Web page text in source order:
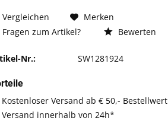
Vergleichen
Merken
Fragen zum Artikel?
Bewerten
Nr.: SW1281924
Kostenloser Versand ab € 50,- Bestellwert
Versand innerhalb von 24h*